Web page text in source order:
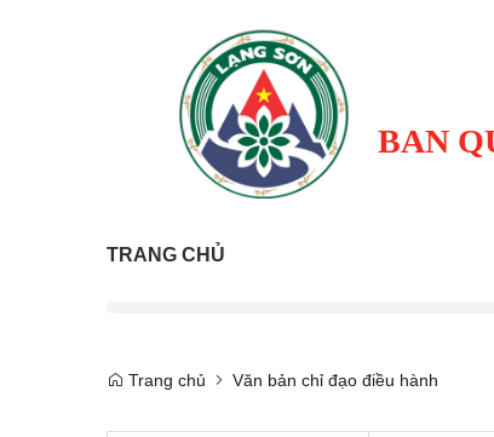
BAN
TRANG CHỦ
Trang chủ Văn bản chỉ đạo điều hành